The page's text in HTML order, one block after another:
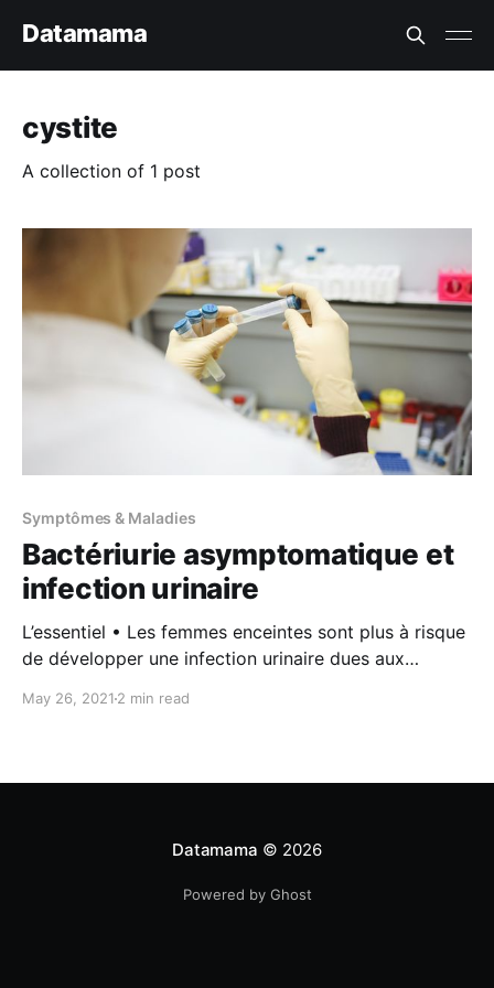
Datamama
cystite
A collection of 1 post
Symptômes & Maladies
Bactériurie asymptomatique et
infection urinaire
L’essentiel • Les femmes enceintes sont plus à risque
de développer une infection urinaire dues aux
grossesse. • Afin de détecter une colonisation
May 26, 2021 2 min read
Datamama © 2026
Powered by Ghost